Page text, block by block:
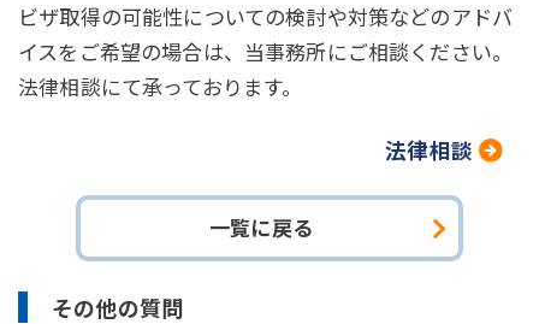
ビザ取得の可能性についての検討や対策などのアドバ
イスをご希望の場合は、当事務所にご相談ください。
法律相談にて承っております。
法律相談
一覧に戻る
その他の質問